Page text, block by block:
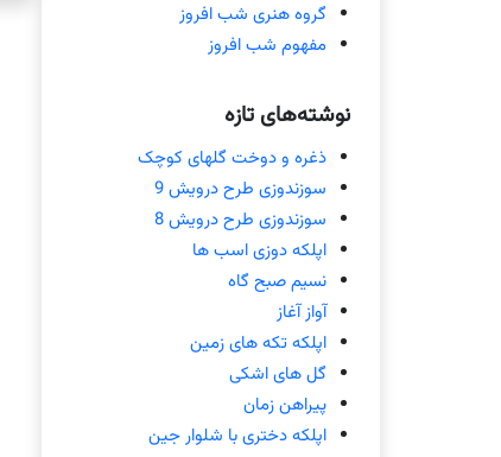
گروه هنری شب افروز
مفهوم شب افروز
نوشته‌های تازه
ذغره و دوخت گلهای کوچک
سوزندوزی طرح درویش 9
سوزندوزی طرح درویش 8
اپلکه دوزی اسب ها
نسیم صبح گاه
آواز آغاز
اپلکه تکه های زمین
گل های اشکی
پیراهن زمان
اپلکه دختری با شلوار جین